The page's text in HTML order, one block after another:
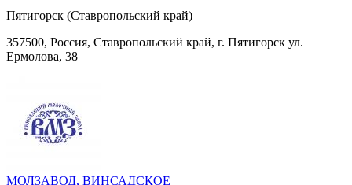
Пятигорск (Ставропольский край)
357500, Россия, Ставропольский край, г. Пятигорск ул.
Ермолова, 38
МОЛЗАВОД, ВИНСАДСКОЕ